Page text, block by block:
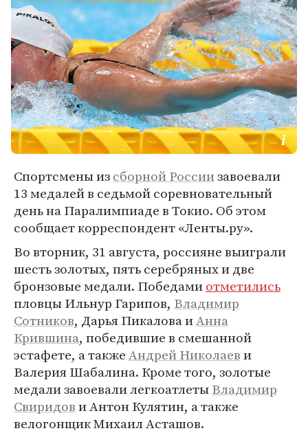
Спортсмены изсборной Россиизавоевали
13 медалей в седьмой соревновательный
день на Паралимпиаде в Токио. Об этом
сообщает корреспондент «Ленты.ру».
Во вторник, 31 августа, россияне выиграли
шесть золотых, пять серебряных и две
бронзовые медали. Победамиотметились
пловцы Ильнур Гарипов, Владимир
Сотников, Дарья Пикалова иАнна
Крившина, победившие в смешанной
эстафете, а такжеАндрей Николаеви
Валерия Шабалина. Кроме того, золотые
медали завоевали легкоатлетыВладимир
Свиридови Антон Кулятин, а также
велогонщик Михаил Асташов.